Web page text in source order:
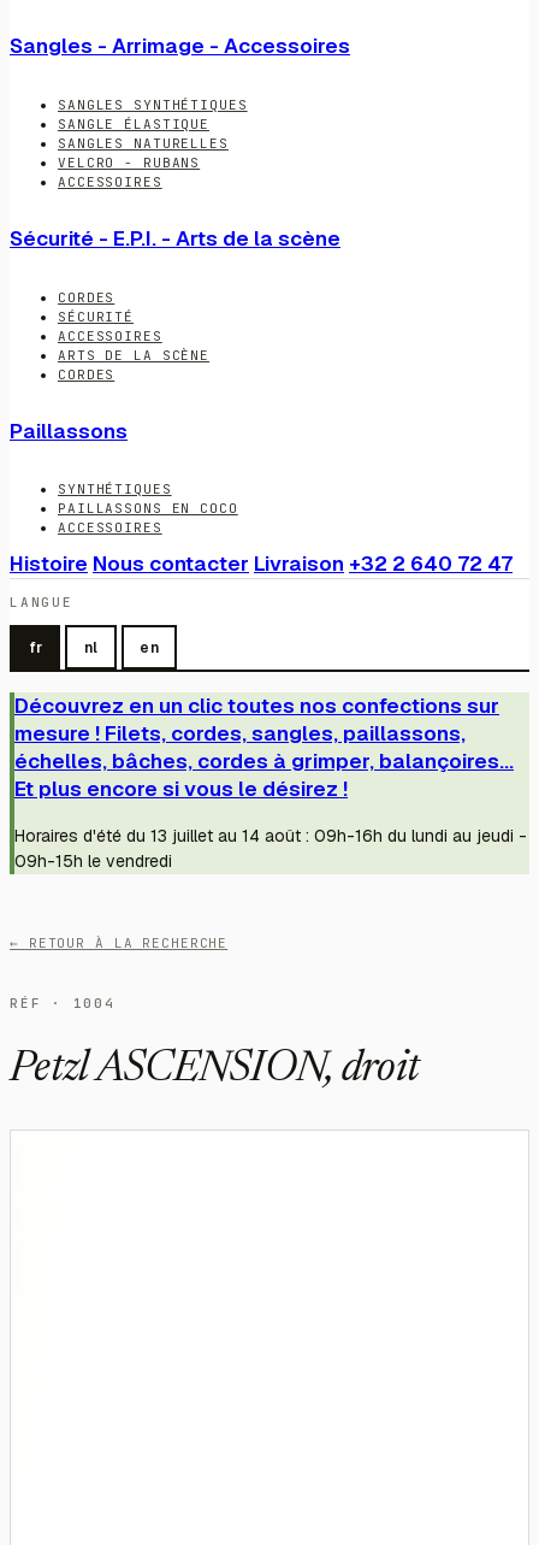
Sangles - Arrimage - Accessoires
SANGLES SYNTHÉTIQUES
SANGLE ÉLASTIQUE
SANGLES NATURELLES
VELCRO - RUBANS
ACCESSOIRES
Sécurité - E.P.I. - Arts de la scène
CORDES
SÉCURITÉ
ACCESSOIRES
ARTS DE LA SCÈNE
CORDES
Paillassons
SYNTHÉTIQUES
PAILLASSONS EN COCO
ACCESSOIRES
Histoire Nous contacter Livraison +32 2 640 72 47
LANGUE
fr nl en
Découvrez en un clic toutes nos confections sur
mesure ! Filets, cordes, sangles, paillassons,
échelles, bâches, cordes à grimper, balançoires...
Et plus encore si vous le désirez !
Horaires d'été du 13 juillet au 14 août : 09h-16h du lundi au jeudi -
09h-15h le vendredi
← RETOUR À LA RECHERCHE
RÉF · 1004
Petzl ASCENSION, droit